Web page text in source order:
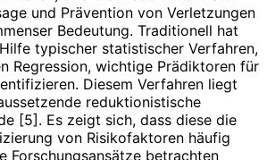
und Prävention von Verletzungen
Bedeutung. Traditionell hat
typischer statistischer Verfahren,
Regression, wichtige Prädiktoren für
Diesem Verfahren liegt
reduktionistische
[5]. Es zeigt sich, dass diese die
von Risikofaktoren häufig
Forschungsansätze betrachten